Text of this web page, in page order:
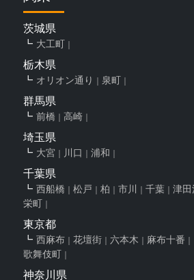
茨城県
大工町
栃木県
オリオン通り 泉町
群馬県
前橋 高崎
埼玉県
大宮 川口 浦和
千葉県
西船橋 松戸 柏 市川 千葉
津田
栄町
東京都
西麻布 花壇街 六本木
麻布十番
歌舞伎町
神奈川県